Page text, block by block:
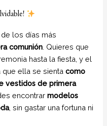
los días más
comunión. Quieres que
hasta la fiesta, y el
que ella se sientacomo
vestidos de primera
encontrarmodelos
, sin gastar una fortuna ni